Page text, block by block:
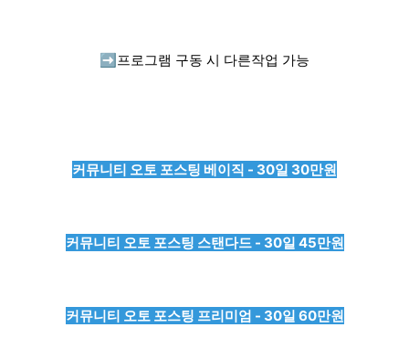
➡️ 프로그램 구동 시 다른작업 가능
커뮤니티 오토 포스팅 베이직 - 30일 30만원
커뮤니티 오토 포스팅 스탠다드 - 30일 45만원
커뮤니티 오토 포스팅 프리미엄 - 30일 60만원